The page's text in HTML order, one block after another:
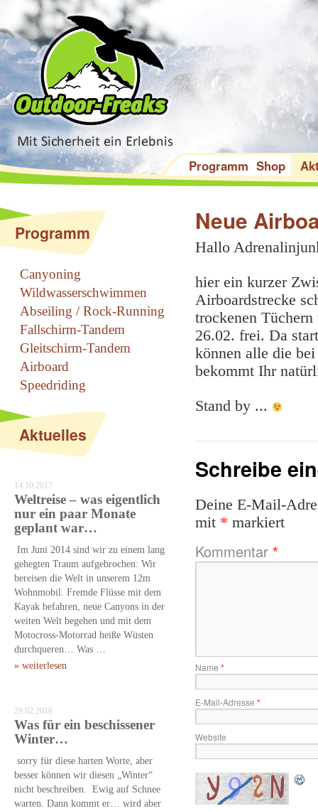
Programm Shop
Programm
Canyoning
Wildwasserschwimmen
Abseiling / Rock-Running
Fallschirm-Tandem
Gleitschirm-Tandem
Airboard
Speedriding
Aktuelles
14.10.2017
Weltreise – was eigentlich
nur ein paar Monate
geplant war…
Im Juni 2014 sind wir zu einem lang
gehegten Traum aufgebrochen: Wir
bereisen die Welt in unserem 12m
Wohnmobil. Fremde Flüsse mit dem
Kayak befahren, neue Canyons in der
weiten Welt begehen und mit dem
Motocross-Motorrad heiße Wüsten
durchqueren… Was …
» weiterlesen
29.02.2016
Was für ein beschissener
Winter…
sorry für diese harten Worte, aber
besser können wir diesen „Winter“
nicht beschreiben. Ewig auf Schnee
warten. Dann kommt er… wird aber
Neue
Hallo
hier ein kurzer
Airboardstrecke
trockenen
26.02. frei. Da
können alle die
bekommt Ihr
Stand by ...
Schreibe
Deine E-Mail-
mit * markiert
Kommentar *
Name *
E-Mail-Adresse *
Website